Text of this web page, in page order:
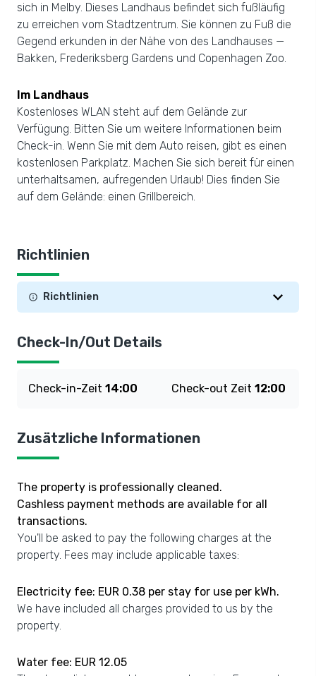
sich in Melby. Dieses Landhaus befindet sich fußläufig
zu erreichen vom Stadtzentrum. Sie können zu Fuß die
Gegend erkunden in der Nähe von des Landhauses —
Bakken, Frederiksberg Gardens und Copenhagen Zoo.
Im Landhaus
Kostenloses WLAN steht auf dem Gelände zur
Verfügung. Bitten Sie um weitere Informationen beim
Check-in. Wenn Sie mit dem Auto reisen, gibt es einen
kostenlosen Parkplatz. Machen Sie sich bereit für einen
unterhaltsamen, aufregenden Urlaub! Dies finden Sie
auf dem Gelände: einen Grillbereich.
Richtlinien
Richtlinien
Check-In/Out Details
Check-in-Zeit 14:00 Check-out Zeit 12:00
Zusätzliche Informationen
The property is professionally cleaned.
Cashless payment methods are available for all
transactions.
You'll be asked to pay the following charges at the
property. Fees may include applicable taxes:
Electricity fee: EUR 0.38 per stay for use per kWh.
We have included all charges provided to us by the
property.
Water fee: EUR 12.05